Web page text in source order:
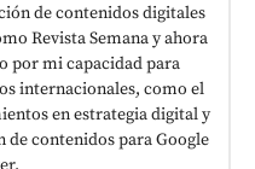
de contenidos digitales
Revista Semana y ahora
por mi capacidad para
internacionales, como el
en estrategia digital y
de contenidos para Google